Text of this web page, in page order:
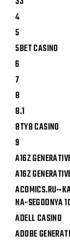
4
5
5BET CASINO
6
7
8
8.1
8TY8 CASINO
9
A16Z
A16Z
NA-SEGODNYA
ADELL CASINO
ADOBE